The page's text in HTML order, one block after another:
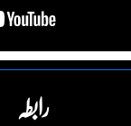
رابطہ